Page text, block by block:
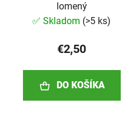
lomený
✅ Skladom (>5 ks)
€2,50
DO KOŠÍKA